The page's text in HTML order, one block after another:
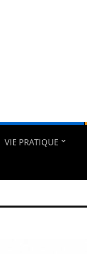
VIE PRATIQUE